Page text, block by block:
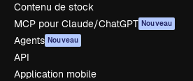
Contenu de stock
MCP pour Claude/ChatGPT Nouveau
Agents Nouveau
API
Application mobile